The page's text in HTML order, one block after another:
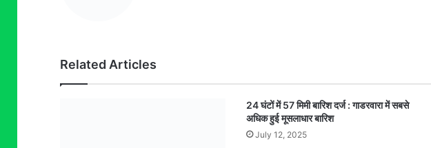
Related Articles
24 घंटों में 57 मिमी बारिश दर्ज : गाडरवारा में सबसे
अधिक हुई मूसलाधार बारिश
July 12, 2025